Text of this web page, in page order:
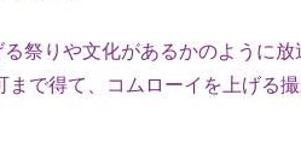
祭りや文化があるかのように
で得て、コムローイを上げる